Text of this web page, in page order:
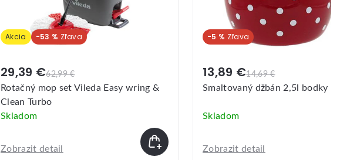
Akcia -53 %
62,99 €
29,39 €
Rotačný mop set Vileda Easy wring &
Clean Turbo
Skladom
Zobrazit detail
-5 %
14,69 €
13,89 €
Smaltovaný džbán 2,5l bodky
Skladom
Zobrazit detail